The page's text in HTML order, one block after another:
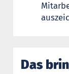
Das